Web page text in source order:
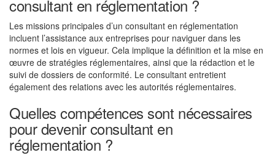
consultant en réglementation ?
Les missions principales d’un consultant en réglementation
incluent l’assistance aux entreprises pour naviguer dans les
normes et lois en vigueur. Cela implique la définition et la mise en
œuvre de stratégies réglementaires, ainsi que la rédaction et le
suivi de dossiers de conformité. Le consultant entretient
également des relations avec les autorités réglementaires.
Quelles compétences sont nécessaires
pour devenir consultant en
réglementation ?